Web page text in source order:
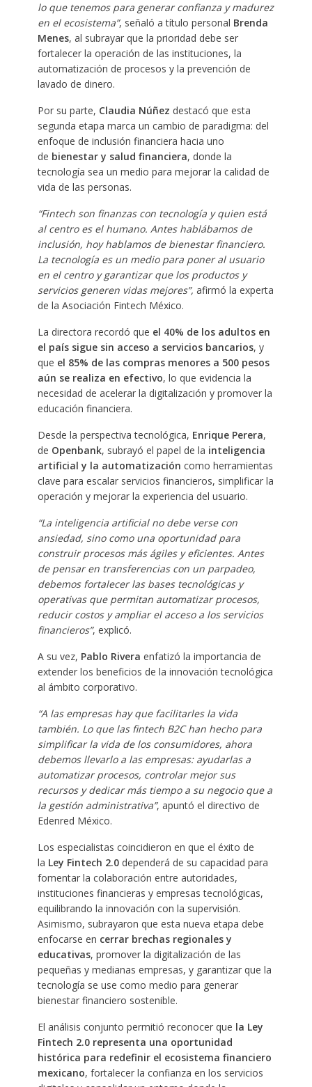
lo que tenemos para generar confianza y madurez
en el ecosistema”, señaló a título personal Brenda
Menes, al subrayar que la prioridad debe ser
fortalecer la operación de las instituciones, la
automatización de procesos y la prevención de
lavado de dinero.
Por su parte, Claudia Núñez destacó que esta
segunda etapa marca un cambio de paradigma: del
enfoque de inclusión financiera hacia uno
de bienestar y salud financiera, donde la
tecnología sea un medio para mejorar la calidad de
vida de las personas.
“Fintech son finanzas con tecnología y quien está
al centro es el humano. Antes hablábamos de
inclusión, hoy hablamos de bienestar financiero.
La tecnología es un medio para poner al usuario
en el centro y garantizar que los productos y
servicios generen vidas mejores”, afirmó la experta
de la Asociación Fintech México. ​
La directora recordó que el 40% de los adultos en
el país sigue sin acceso a servicios bancarios, y
que el 85% de las compras menores a 500 pesos
aún se realiza en efectivo, lo que evidencia la
necesidad de acelerar la digitalización y promover la
educación financiera.
Desde la perspectiva tecnológica, Enrique Perera,
de Openbank, subrayó el papel de la inteligencia
artificial y la automatización como herramientas
clave para escalar servicios financieros, simplificar la
operación y mejorar la experiencia del usuario.
“La inteligencia artificial no debe verse con
ansiedad, sino como una oportunidad para
construir procesos más ágiles y eficientes. Antes
de pensar en transferencias con un parpadeo,
debemos fortalecer las bases tecnológicas y
operativas que permitan automatizar procesos,
reducir costos y ampliar el acceso a los servicios
financieros”, explicó.
A su vez, Pablo Rivera enfatizó la importancia de
extender los beneficios de la innovación tecnológica
al ámbito corporativo.
“A las empresas hay que facilitarles la vida
también. Lo que las fintech B2C han hecho para
simplificar la vida de los consumidores, ahora
debemos llevarlo a las empresas: ayudarlas a
automatizar procesos, controlar mejor sus
recursos y dedicar más tiempo a su negocio que a
la gestión administrativa”, apuntó el directivo de
Edenred México. ​
Los especialistas coincidieron en que el éxito de
la Ley Fintech 2.0dependerá de su capacidad para
fomentar la colaboración entre autoridades,
instituciones financieras y empresas tecnológicas,
equilibrando la innovación con la supervisión.
Asimismo, subrayaron que esta nueva etapa debe
enfocarse en cerrar brechas regionales y
educativas, promover la digitalización de las
pequeñas y medianas empresas, y garantizar que la
tecnología se use como medio para generar
bienestar financiero sostenible.
El análisis conjunto permitió reconocer que la Ley
Fintech 2.0 representa una oportunidad
histórica para redefinir el ecosistema financiero
mexicano, fortalecer la confianza en los servicios